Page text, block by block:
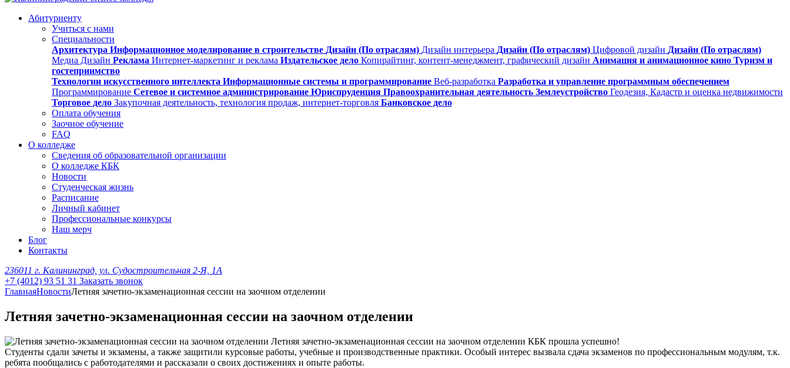
Абитуриенту
Учиться с нами
Специальности
Архитектура Информационное моделирование в строительстве Дизайн (По отраслям) Дизайн интерьера Дизайн (По отраслям) Цифровой дизайн Дизайн (По отраслям)
Медиа Дизайн Реклама Интернет-маркетинг и реклама Издательское дело Копирайтинг, контент-менеджмент, графический дизайн Анимация и анимационное кино Туризм и
гостеприимство
Технологии искусственного интеллекта Информационные системы и программирование Веб-разработка Разработка и управление программным обеспечением
Программирование Сетевое и системное администрирование Юриспруденция Правоохранительная деятельность Землеустройство Геодезия, Кадастр и оценка недвижимости
Торговое дело Закупочная деятельность, технология продаж, интернет-торговля Банковское дело
Оплата обучения
Заочное обучение
FAQ
О колледже
Сведения об образовательной организации
О колледже КБК
Новости
Студенческая жизнь
Расписание
Личный кабинет
Профессиональные конкурсы
Наш мерч
Блог
Контакты
236011 г. Калининград, ул. Судостроительная 2-Я, 1А
+7 (4012) 93 51 31 Заказать звонок
ГлавнаяНовостиЛетняя зачетно-экзаменационная сессии на заочном отделении
Летняя зачетно-экзаменационная сессии на заочном отделении
Летняя зачетно-экзаменационная сессии на заочном отделении КБК прошла успешно!
Студенты сдали зачеты и экзамены, а также защитили курсовые работы, учебные и производственные практики. Особый интерес вызвала сдача экзаменов по профессиональным модулям, т.к.
ребята пообщались с работодателями и рассказали о своих достижениях и опыте работы.